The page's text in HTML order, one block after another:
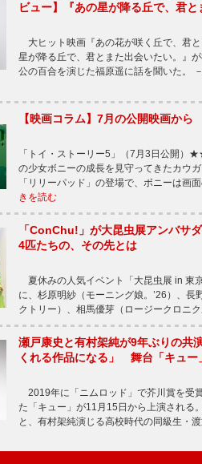
ビュー】『あの星が降る丘で、君と
大ヒット映画『あの花が咲く丘で、君
星が降る丘で、君とまた出会いたい。』
公の百合を演じた福原遥に話を聞いた。
【映画コラム】7月の公開映画から
「トイ・ストーリー5」（7月3日公開
の少女ボニーの成長を見守ってきたカウ
「リリーパッド」の登場で、ボニーは画
きを読む
「ConChu!」が大昆虫展アンバサ
4匹たちの、その先とは
夏休みの人気イベント「大昆虫展 in 東
に、杉原明紗（モーニング娘。’26）、
クトリー）、相馬優芽（ロージークロニ
瀬戸康史と有村架純が9年ぶりの共
くれる作品になる」 舞台「キュー
2019年に「ニムロッド」で芥川賞を受
た「キュー」が11月15日から上演される
と、有村架純演じる高校時代の同級生・